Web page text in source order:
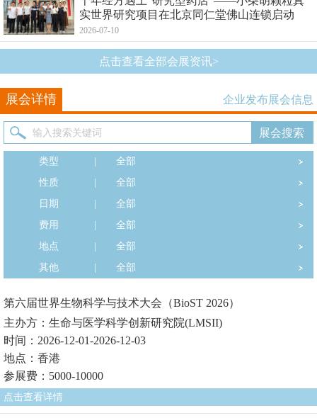
实世界研究项目在北京同仁堂佛山连锁启动
2026-07-10
点击查看全部会展资讯>
展会详情 企业发布展会信息
类型
全部
性质
全部
日期
全部
费用
全部
地点
全部
其他
全部
第六届世界生物科学与技术大会（BioST 2026）
主办方：生命与医学科学创新研究院(LMSII)
时间：2026-12-01-2026-12-03
地点：香港
参展费：5000-10000
点击查看详情